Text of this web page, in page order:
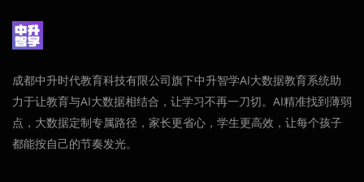
成都中升时代教育科技有限公司旗下中升智学AI大数据教育系统助
力于让教育与AI大数据相结合，让学习不再一刀切。AI精准找到薄弱
点，大数据定制专属路径，家长更省心，学生更高效，让每个孩子
都能按自己的节奏发光。